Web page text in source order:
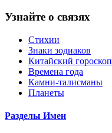
Узнайте о связях
Стихии
Знаки зодиаков
Китайский гороскоп
Времена года
Камни-талисманы
Планеты
Разделы Имен